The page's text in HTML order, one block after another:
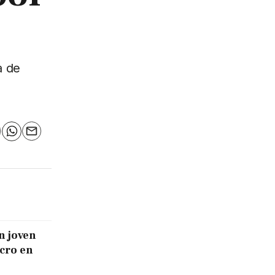
de
WhatsApp
Email
joven
en